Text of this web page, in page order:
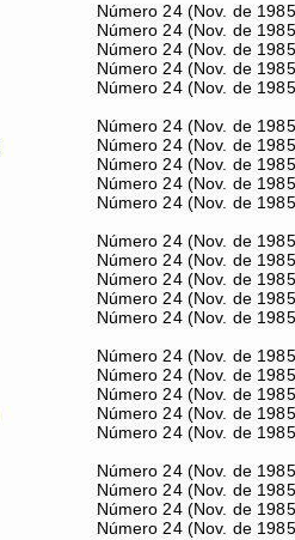
Número 24 (Nov. de
Número 24 (Nov. de
Número 24 (Nov. de
Número 24 (Nov. de
Número 24 (Nov. de
Número 24 (Nov. de
Número 24 (Nov. de
Número 24 (Nov. de
Número 24 (Nov. de
Número 24 (Nov. de
Número 24 (Nov. de
Número 24 (Nov. de
Número 24 (Nov. de
Número 24 (Nov. de
Número 24 (Nov. de
Número 24 (Nov. de
Número 24 (Nov. de
Número 24 (Nov. de
Número 24 (Nov. de
Número 24 (Nov. de
Número 24 (Nov. de
Número 24 (Nov. de
Número 24 (Nov. de
Número 24 (Nov. de